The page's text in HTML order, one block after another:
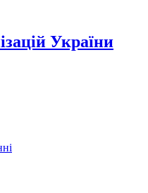
України